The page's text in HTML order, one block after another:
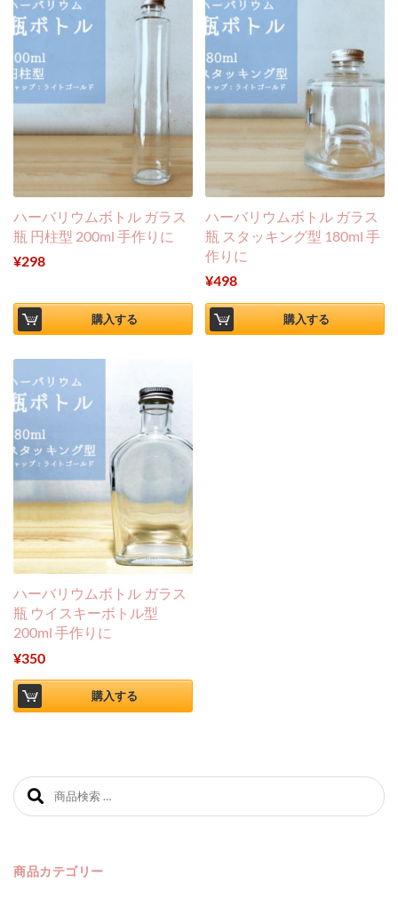
ハーバリウムボトル ガラス
瓶 円柱型 200ml 手作りに
¥298
購入する
ハーバリウムボトル ガラス
瓶 スタッキング型 180ml 手
作りに
¥498
購入する
ハーバリウムボトル ガラス
瓶 ウイスキーボトル型
200ml 手作りに
¥350
購入する
検索対象:
商品カテゴリー